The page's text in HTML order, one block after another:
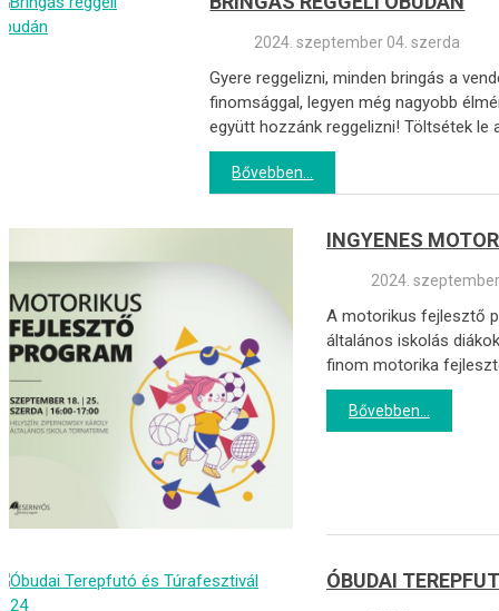
2024. szeptember 04. szerda
Gyere reggelizni, minden bringás a
finomsággal, legyen még nagyobb
együtt hozzánk reggelizni! Töltsétek le
Bővebben...
INGYENES
2024.
A motorikus fejlesztő
általános iskolás
finom motorika
Bővebben...
ÓBUDAI